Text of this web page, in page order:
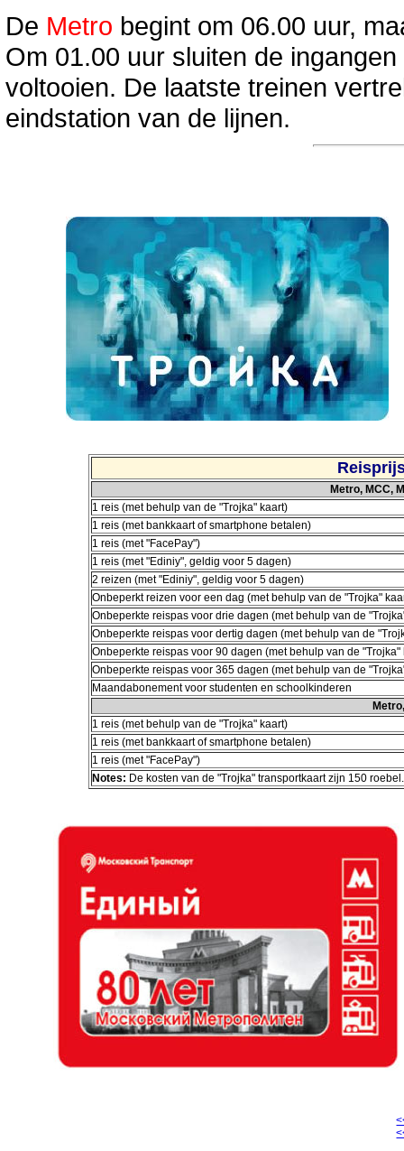
De Metro begint om 06.00 uur,
Om 01.00 uur sluiten de
voltooien. De laatste treinen
eindstation van de lijnen.
Metro, MCC,
1 reis (met behulp van de "Trojka" kaart)
1 reis (met bankkaart of smartphone betalen)
1 reis (met "FacePay")
1 reis (met "Ediniy", geldig voor 5 dagen)
2 reizen (met "Ediniy", geldig voor 5 dagen)
Onbeperkt reizen voor een dag (met behulp van de "Trojka"
Onbeperkte reispas voor drie dagen (met behulp van de
Onbeperkte reispas voor dertig dagen (met behulp van de
Onbeperkte reispas voor 90 dagen (met behulp van de "Trojka"
Onbeperkte reispas voor 365 dagen (met behulp van de
Maandabonement voor studenten en schoolkinderen
1 reis (met behulp van de "Trojka" kaart)
1 reis (met bankkaart of smartphone betalen)
1 reis (met "FacePay")
Notes: De kosten van de "Trojka" transportkaart zijn 150 roebel.